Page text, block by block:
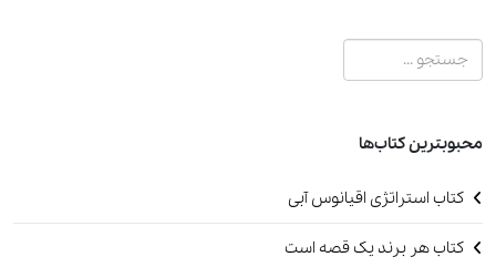
جستجو
محبوبترین کتاب‌ها
کتاب استراتژی اقیانوس آبی
کتاب هر برند یک قصه است